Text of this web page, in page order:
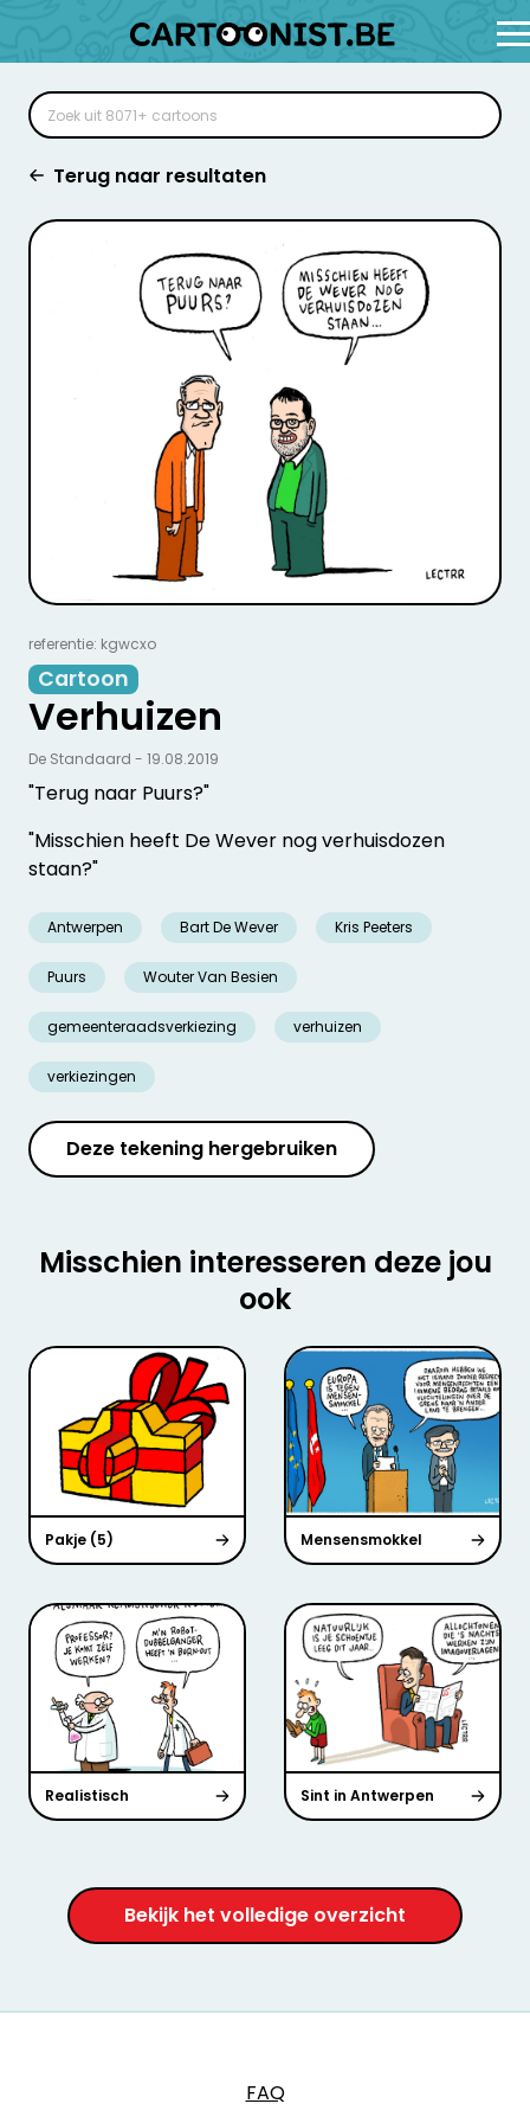
Terug naar resultaten
referentie: kgwcxo
Cartoon
Verhuizen
"Terug naar Puurs?"
"Misschien heeft De Wever nog verhuisdozen
staan?"
Antwerpen Bart De Wever Kris Peeters
Puurs Wouter Van Besien
gemeenteraadsverkiezing verhuizen
verkiezingen
De Standaard - 19.08.2019
Deze tekening hergebruiken
Misschien interesseren deze jou
ook
Pakje (5) Mensensmokkel
Realistisch Sint in Antwerpen
Bekijk het volledige overzicht
FAQ